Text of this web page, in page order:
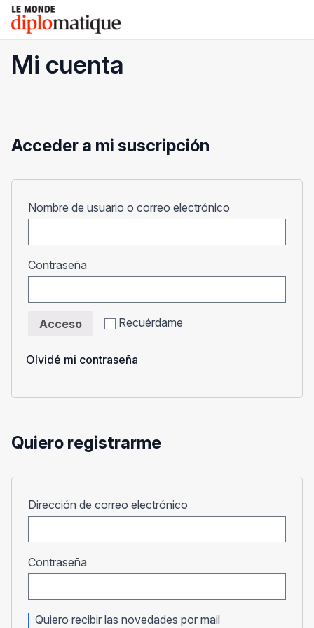
Skip
content
Le monde diplomatique
Mi cuenta
Acceder a mi suscripción
Nombre de usuario o correo electrónico
Contraseña
Recuérdame
Acceso
Olvidé mi contraseña
Quiero registrarme
Dirección de correo electrónico
Contraseña
Quiero recibir las novedades por mail